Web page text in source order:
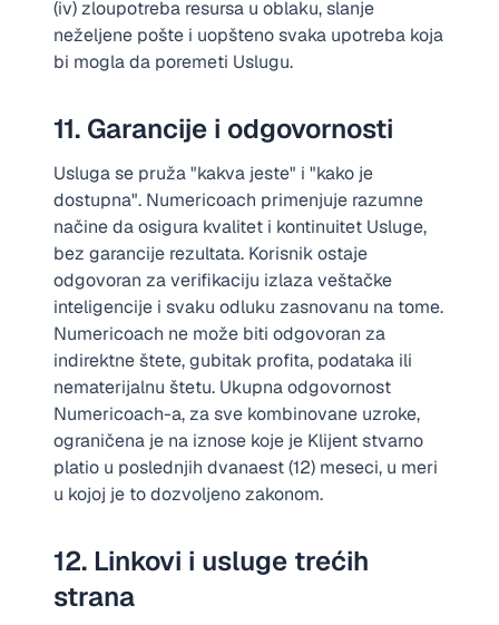
(iv) zloupotreba resursa u oblaku, slanje
neželjene pošte i uopšteno svaka upotreba koja
bi mogla da poremeti Uslugu.
11. Garancije i odgovornosti
Usluga se pruža "kakva jeste" i "kako je
dostupna". Numericoach primenjuje razumne
načine da osigura kvalitet i kontinuitet Usluge,
bez garancije rezultata. Korisnik ostaje
odgovoran za verifikaciju izlaza veštačke
inteligencije i svaku odluku zasnovanu na tome.
Numericoach ne može biti odgovoran za
indirektne štete, gubitak profita, podataka ili
nematerijalnu štetu. Ukupna odgovornost
Numericoach-a, za sve kombinovane uzroke,
ograničena je na iznose koje je Klijent stvarno
platio u poslednjih dvanaest (12) meseci, u meri
u kojoj je to dozvoljeno zakonom.
12. Linkovi i usluge trećih
strana